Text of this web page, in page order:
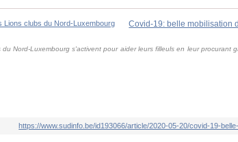
Covid-19: belle mobilisation
Nord-Luxembourg s'activent pour aider leurs filleuls en leur procurant
https://www.sudinfo.be/id193066/article/2020-05-20/covid-19-